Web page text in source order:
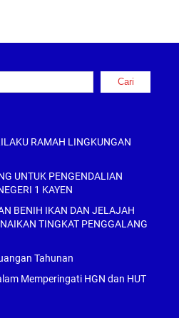
Cari
RAMAH LINGKUNGAN
UNTUK PENGENDALIAN
1 KAYEN
BENIH IKAN DAN JELAJAH
TINGKAT PENGGALANG
Tahunan
Memperingati HGN dan HUT